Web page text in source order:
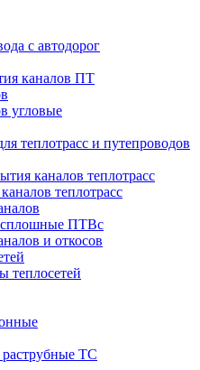
с автодорог
каналов ПТ
угловые
теплотрасс и путепроводов
каналов теплотрасс
теплотрасс
ПТВс
и откосов
теплосетей
ТС